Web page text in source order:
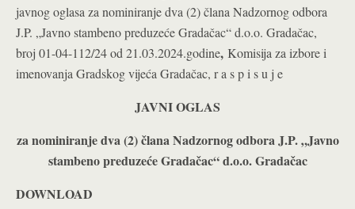
javnog oglasa za nominiranje dva (2) člana Nadzornog odbora
J.P. „Javno stambeno preduzeće Gradačac“ d.o.o. Gradačac,
broj 01-04-112/24 od 21.03.2024.godine, Komisija za izbore i
imenovanja Gradskog vijeća Gradačac, r a s p i s u j e
JAVNI OGLAS
za nominiranje dva (2) člana Nadzornog odbora J.P. „Javno
stambeno preduzeće Gradačac“ d.o.o. Gradačac
DOWNLOAD